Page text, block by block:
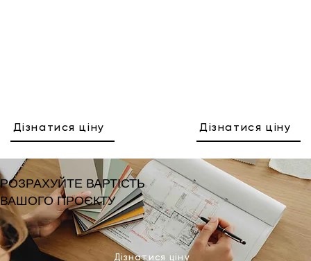
Дізнатися ціну Дізнатися ціну
РОЗРАХУЙТЕ ВАРТІСТЬ
ВАШОГО ПРОЄКТУ
Дізнатися ціну